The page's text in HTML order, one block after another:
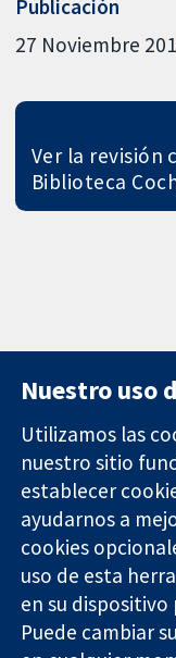
Publicación
27 Noviembre
Ver la revisión
Biblioteca
Evidencia fiable.
Decisiones
informadas.
Mejor salud.
Nuestro uso
Utilizamos las
nuestro sitio
establecer
ayudarnos a
cookies
uso de esta
en su
Puede cambiar